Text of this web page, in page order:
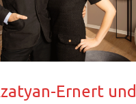
Ernert und